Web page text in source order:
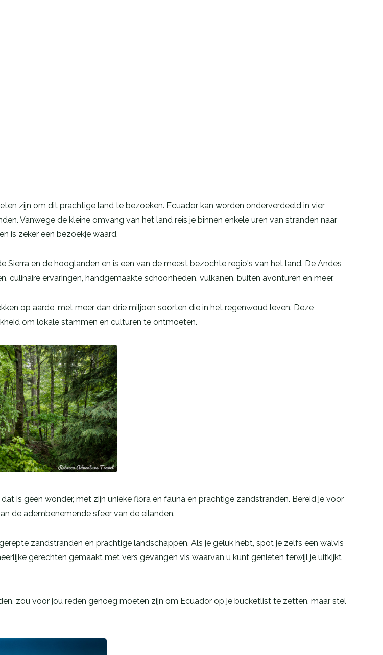
zijn om dit prachtige land te bezoeken. Ecuador kan worden onderverdeeld in vier
Vanwege de kleine omvang van het land reis je binnen enkele uren van stranden naar
is zeker een bezoekje waard.
Sierra en de hooglanden en is een van de meest bezochte regio's van het land. De Andes
ervaringen, handgemaakte schoonheden, vulkanen, buiten avonturen en meer.
op aarde, met meer dan drie miljoen soorten die in het regenwoud leven. Deze
om lokale stammen en culturen te ontmoeten.
is geen wonder, met zijn unieke flora en fauna en prachtige zandstranden. Bereid je voor
de adembenemende sfeer van de eilanden.
zandstranden en prachtige landschappen. Als je geluk hebt, spot je zelfs een walvis
gerechten gemaakt met vers gevangen vis waarvan u kunt genieten terwijl je uitkijkt
zou voor jou reden genoeg moeten zijn om Ecuador op je bucketlist te zetten, maar stel